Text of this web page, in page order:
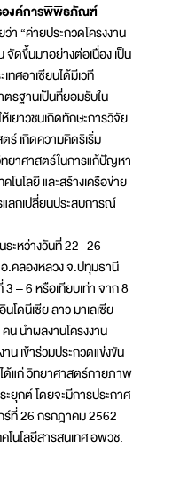
องค์การพิพิธภัณฑ์
ว่า “ค่ายประกวดโครงงาน
จัดขึ้นมาอย่างต่อเนื่อง เป็น
ทศอาเซียนได้มีเวที
รฐานเป็นที่ยอมรับใน
เยาวชนเกิดทักษะการวิจัย
เกิดความคิดริเริ่ม
ทยาศาสตร์ในการแก้ปัญหา
นโลยี และสร้างเครือข่าย
แลกเปลี่ยนประสบการณ์
ะหว่างวันที่ 22 -26
คลองหลวง จ.ปทุมธานี
– 6 หรือเทียบเท่า จาก 8
โดนีเซีย ลาว มาเลเซีย
น นำผลงานโครงงาน
น เข้าร่วมประกวดแข่งขัน
ด้แก่ วิทยาศาสตร์กายภาพ
ยุกต์ โดยจะมีการประกาศ
ร์ที่ 26 กรกฎาคม 2562
นโลยีสารสนเทศ อพวช.